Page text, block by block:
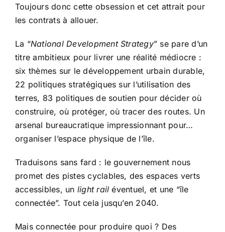
Toujours donc cette obsession et cet attrait pour
les contrats à allouer.
La “National Development Strategy” se pare d’un
titre ambitieux pour livrer une réalité médiocre :
six thèmes sur le développement urbain durable,
22 politiques stratégiques sur l’utilisation des
terres, 83 politiques de soutien pour décider où
construire, où protéger, où tracer des routes. Un
arsenal bureaucratique impressionnant pour…
organiser l’espace physique de l’île.
Traduisons sans fard : le gouvernement nous
promet des pistes cyclables, des espaces verts
accessibles, un light rail éventuel, et une “île
connectée”. Tout cela jusqu’en 2040.
Mais connectée pour produire quoi ? Des